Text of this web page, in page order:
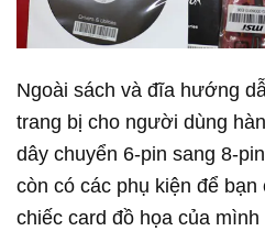
Ngoài sách và đĩa hướng
trang bị cho người dùng
dây chuyển 6-pin sang 8-
còn có các phụ kiện để bạn
chiếc card đồ họa của